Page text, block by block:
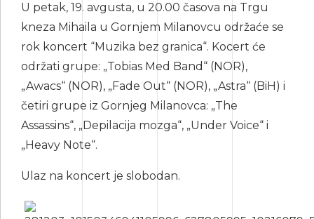
U petak, 19. avgusta, u 20.00 časova na Trgu
kneza Mihaila u Gornjem Milanovcu održaće se
rok koncert “Muzika bez granica“. Kocert će
održati grupe: „Tobias Med Band“ (NOR),
„Awacs“ (NOR), „Fade Out“ (NOR), „Astra“ (BiH) i
četiri grupe iz Gornjeg Milanovca: „The
Assassins“, „Depilacija mozga“, „Under Voice“ i
„Heavy Note“.
Ulaz na koncert je slobodan.